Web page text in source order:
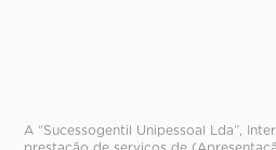
A “Sucessogentil Unipessoal Lda”,